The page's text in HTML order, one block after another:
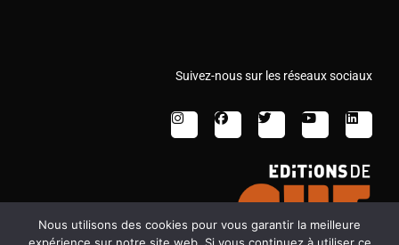
Suivez-nous sur les réseaux sociaux
Nous utilisons des cookies pour vous garantir la meilleure